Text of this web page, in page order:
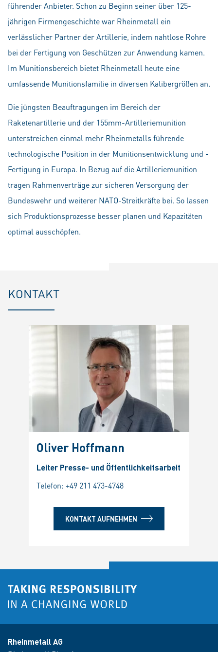
führender Anbieter. Schon zu Beginn seiner über 125-
jährigen Firmengeschichte war Rheinmetall ein
verlässlicher Partner der Artillerie, indem nahtlose Rohre
bei der Fertigung von Geschützen zur Anwendung kamen.
Im Munitionsbereich bietet Rheinmetall heute eine
umfassende Munitionsfamilie in diversen Kalibergrößen an.
Die jüngsten Beauftragungen im Bereich der
Raketenartillerie und der 155mm-Artilleriemunition
unterstreichen einmal mehr Rheinmetalls führende
technologische Position in der Munitionsentwicklung und -
Fertigung in Europa. In Bezug auf die Artilleriemunition
tragen Rahmenverträge zur sicheren Versorgung der
Bundeswehr und weiterer NATO-Streitkräfte bei. So lassen
sich Produktionsprozesse besser planen und Kapazitäten
optimal ausschöpfen.
KONTAKT
Oliver Hoffmann
Leiter Presse- und Öffentlichkeitsarbeit
Telefon: +49 211 473-4748
KONTAKT AUFNEHMEN
Rheinmetall AG